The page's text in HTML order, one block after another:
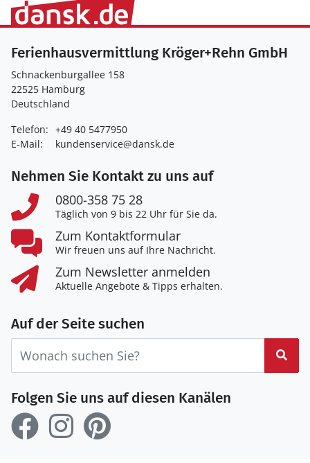
Ferienhausvermittlung Kröger+Rehn GmbH
Schnackenburgallee 158
22525 Hamburg
Deutschland
Telefon: +49 40 5477950
E-Mail:
kundenservice@dansk.de
Nehmen Sie Kontakt zu uns auf
0800-358 75 28
Täglich von 9 bis 22 Uhr für Sie da.
Zum Kontaktformular
Wir freuen uns auf Ihre Nachricht.
Zum Newsletter anmelden
Aktuelle Angebote & Tipps erhalten.
Auf der Seite suchen
Folgen Sie uns auf diesen Kanälen